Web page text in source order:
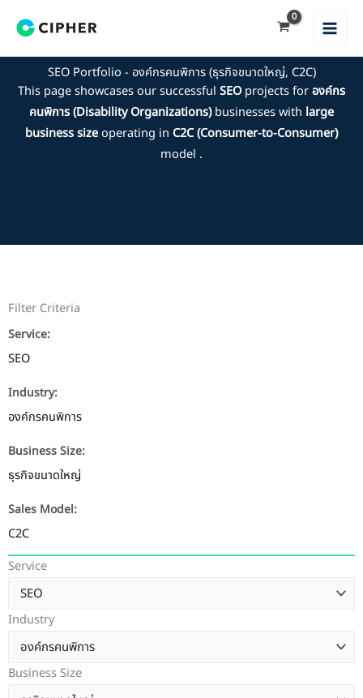
SEO Portfolio - องค์กรคนพิการ (ธุรกิจขนาดใหญ่, C2C)
This page showcases our successful SEO projects forองค์กร
คนพิการ (Disability Organizations)businesses with large
business sizeoperating in C2C (Consumer-to-Consumer)
model .
Filter Criteria
Service:
SEO
Industry:
องค์กรคนพิการ
Business Size:
ธุรกิจขนาดใหญ่
Sales Model:
C2C
Service
Industry
Business Size